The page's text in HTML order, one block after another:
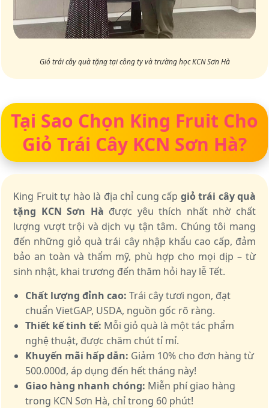
Giỏ trái cây quà tặng tại công ty và trường học KCN Sơn Hà
Tại Sao Chọn King Fruit Cho
Giỏ Trái Cây KCN Sơn Hà?
King Fruit tự hào là địa chỉ cung cấp giỏ trái cây quà
tặng KCN Sơn Hà được yêu thích nhất nhờ chất
lượng vượt trội và dịch vụ tận tâm. Chúng tôi mang
đến những giỏ quà trái cây nhập khẩu cao cấp, đảm
bảo an toàn và thẩm mỹ, phù hợp cho mọi dịp – từ
sinh nhật, khai trương đến thăm hỏi hay lễ Tết.
Chất lượng đỉnh cao: Trái cây tươi ngon, đạt
chuẩn VietGAP, USDA, nguồn gốc rõ ràng.
Thiết kế tinh tế: Mỗi giỏ quà là một tác phẩm
nghệ thuật, được chăm chút tỉ mỉ.
Khuyến mãi hấp dẫn: Giảm 10% cho đơn hàng từ
500.000đ, áp dụng đến hết tháng này!
Giao hàng nhanh chóng: Miễn phí giao hàng
trong KCN Sơn Hà, chỉ trong 60 phút!